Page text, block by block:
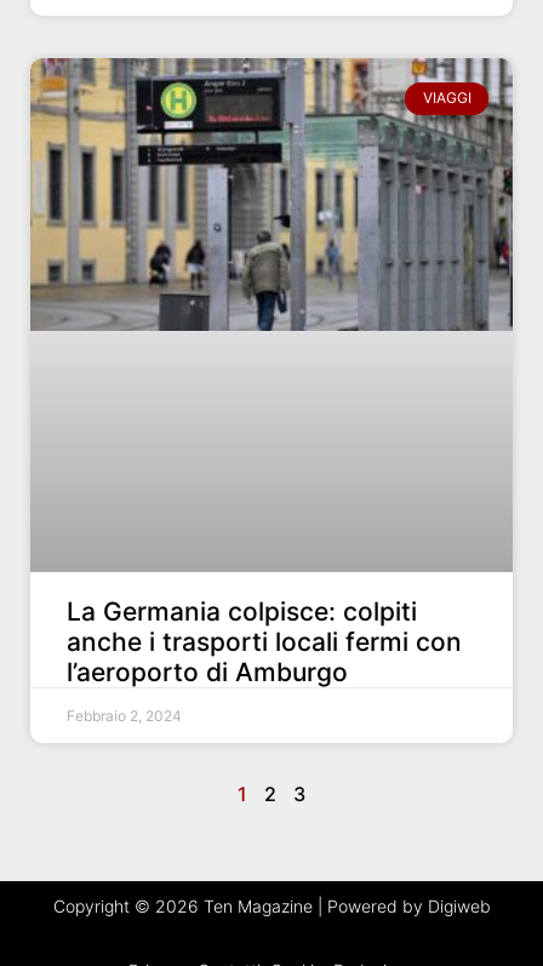
VIAGGI
La Germania colpisce: colpiti
anche i trasporti locali fermi con
l’aeroporto di Amburgo
Febbraio 2, 2024
1 2 3
Copyright © 2026 Ten Magazine | Powered by Digiweb